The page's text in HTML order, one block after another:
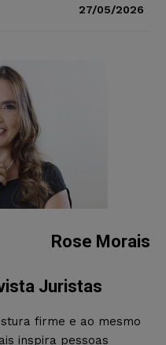
27/05/2026
Rose Morais
Juristas
firme e ao mesmo
inspira pessoas